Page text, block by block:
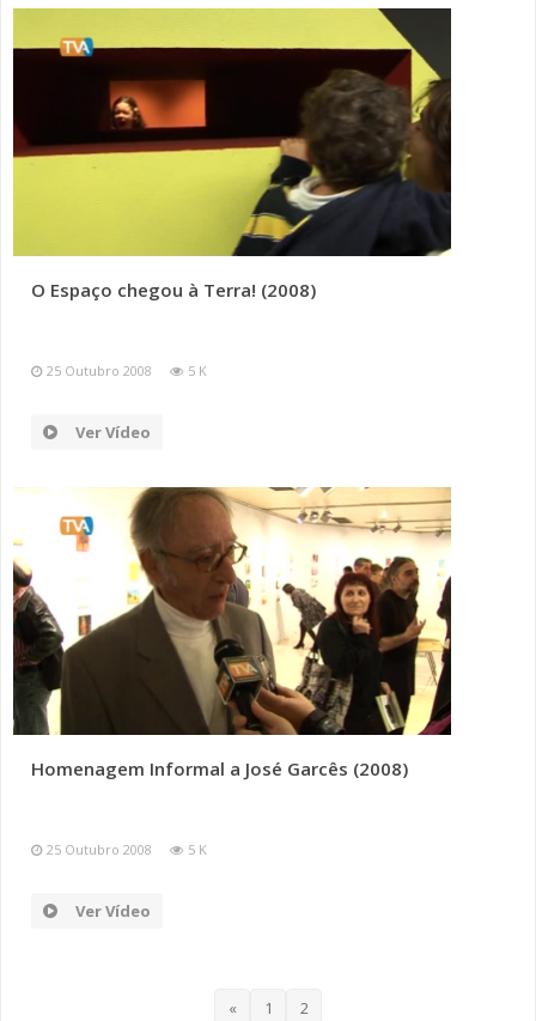
O Espaço chegou à Terra! (2008)
25 Outubro 2008 5 K
Ver Vídeo
Homenagem Informal a José Garcês (2008)
25 Outubro 2008 5 K
Ver Vídeo
« 1 2